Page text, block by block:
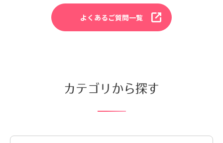
よくあるご質問一覧
カテゴリから探す